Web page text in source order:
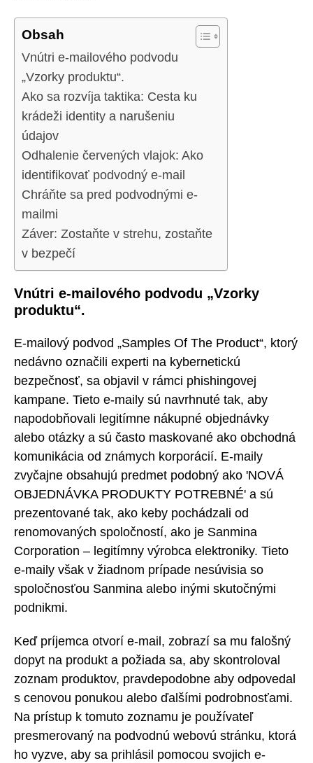
Obsah
Vnútri e-mailového podvodu
„Vzorky produktu“.
Ako sa rozvíja taktika: Cesta ku
krádeži identity a narušeniu
údajov
Odhalenie červených vlajok: Ako
identifikovať podvodný e-mail
Chráňte sa pred podvodnými e-
mailmi
Záver: Zostaňte v strehu, zostaňte
v bezpečí
Vnútri e-mailového podvodu „Vzorky
produktu“.
E-mailový podvod „Samples Of The Product“, ktorý
nedávno označili experti na kybernetickú
bezpečnosť, sa objavil v rámci phishingovej
kampane. Tieto e-maily sú navrhnuté tak, aby
napodobňovali legitímne nákupné objednávky
alebo otázky a sú často maskované ako obchodná
komunikácia od známych korporácií. E-maily
zvyčajne obsahujú predmet podobný ako 'NOVÁ
OBJEDNÁVKA PRODUKTY POTREBNÉ' a sú
prezentované tak, ako keby pochádzali od
renomovaných spoločností, ako je Sanmina
Corporation – legitímny výrobca elektroniky. Tieto
e-maily však v žiadnom prípade nesúvisia so
spoločnosťou Sanmina alebo inými skutočnými
podnikmi.
Keď príjemca otvorí e-mail, zobrazí sa mu falošný
dopyt na produkt a požiada sa, aby skontroloval
zoznam produktov, pravdepodobne aby odpovedal
s cenovou ponukou alebo ďalšími podrobnosťami.
Na prístup k tomuto zoznamu je používateľ
presmerovaný na podvodnú webovú stránku, ktorá
ho vyzve, aby sa prihlásil pomocou svojich e-